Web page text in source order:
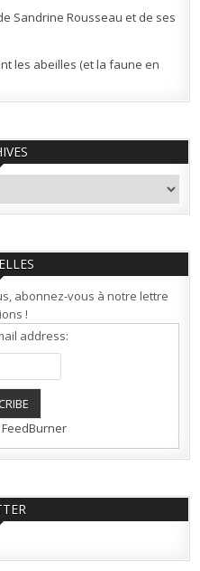
Sandrine Rousseau et de ses
les abeilles (et la faune en
abonnez-vous à notre lettre
!
address:
FeedBurner